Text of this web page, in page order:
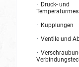
Druck- und
Kupplungen
Ventile und